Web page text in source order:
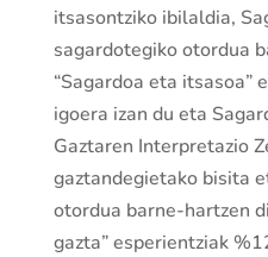
itsasontziko ibilaldia,
sagardotegiko otordua
“Sagardoa eta itsasoa”
igoera izan du eta
Gaztaren Interpretazio
gaztandegietako bisita
otordua barne-hartzen
gazta” esperientziak